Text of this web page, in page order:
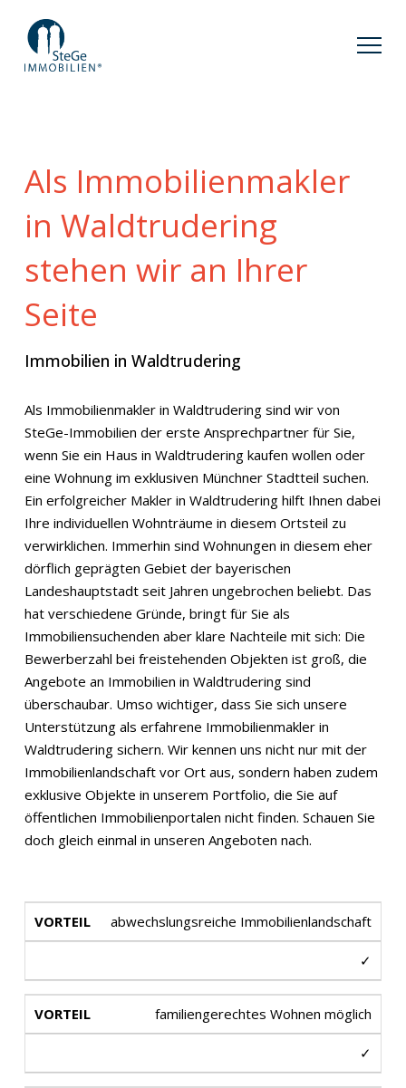
Als Immobilienmakler
in Waldtrudering
stehen wir an Ihrer
Seite
Immobilien in Waldtrudering
Als Immobilienmakler in Waldtrudering sind wir von
SteGe-Immobilien der erste Ansprechpartner für Sie,
wenn Sie ein Haus in Waldtrudering kaufen wollen oder
eine Wohnung im exklusiven Münchner Stadtteil suchen.
Ein erfolgreicher Makler in Waldtrudering hilft Ihnen dabei
Ihre individuellen Wohnträume in diesem Ortsteil zu
verwirklichen. Immerhin sind Wohnungen in diesem eher
dörflich geprägten Gebiet der bayerischen
Landeshauptstadt seit Jahren ungebrochen beliebt. Das
hat verschiedene Gründe, bringt für Sie als
Immobiliensuchenden aber klare Nachteile mit sich: Die
Bewerberzahl bei freistehenden Objekten ist groß, die
Angebote an Immobilien in Waldtrudering sind
überschaubar. Umso wichtiger, dass Sie sich unsere
Unterstützung als erfahrene Immobilienmakler in
Waldtrudering sichern. Wir kennen uns nicht nur mit der
Immobilienlandschaft vor Ort aus, sondern haben zudem
exklusive Objekte in unserem Portfolio, die Sie auf
öffentlichen Immobilienportalen nicht finden. Schauen Sie
doch gleich einmal in unseren Angeboten nach.
abwechslungsreiche Immobilienlandschaft
✓
familiengerechtes Wohnen möglich
✓